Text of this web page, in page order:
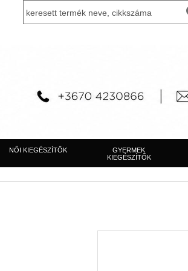
NŐI KIEGÉSZÍTŐK
GYERMEK
KIEGÉSZÍTŐK